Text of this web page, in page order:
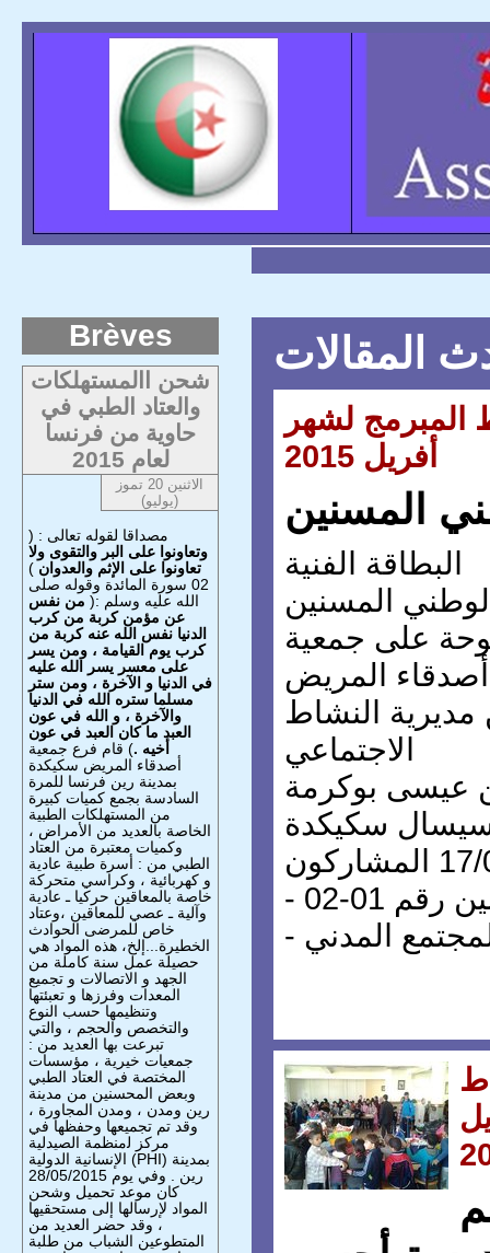
Brèves
شحن االمستهلكات
والعتاد الطبي في
حاوية من فرنسا
لعام 2015
الاثنين 20 تموز
(يوليو)
مصداقا لقوله تعالى : (
وتعاونوا على البر والتقوى ولا
تعاونوا على الإثم والعدوان )
02 سورة المائدة وقوله صلى
الله عليه وسلم :( من نفس
عن مؤمن كربة من كرب
الدنيا نفس الله عنه كربة من
كرب يوم القيامة ، ومن يسر
على معسر يسر الله عليه
في الدنيا و الآخرة ، ومن ستر
مسلما ستره الله في الدنيا
والآخرة ، و الله في عون
العبد ما كان العبد في عون
أخيه .) قام فرع جمعية
أصدقاء المريض سكيكدة
بمدينة رين فرنسا للمرة
السادسة بجمع كميات كبيرة
من المستهلكات الطبية
الخاصة بالعديد من الأمراض ،
وكميات معتبرة من العتاد
الطبي من : أسرة طبية عادية
و كهربائية ، وكراسي متحركة
خاصة بالمعاقين حركيا ـ عادية
وآلية ـ عصي للمعاقين ،وعتاد
خاص للمرضى الحوادث
الخطيرة...إلخ، هذه المواد هي
حصيلة عمل سنة كاملة من
الجهد و الاتصالات و تجميع
المعدات وفرزها و تعبئتها
وتنظيمها حسب النوع
والتخصص والحجم ، والتي
تبرعت بها العديد من :
جمعيات خيرية ، مؤسسات
المختصة في العتاد الطبي
وبعض المحسنين من مدينة
رين ومدن ، ومدن المجاورة ،
وقد تم تجميعها وحفظها في
مركز ﻟمنظمة الصيدلية
الإنسانية الدوﻟﯿﺔ (PHI) بمدينة
رين . وفي يوم 28/05/2015
كان موعد تحميل وشحن
المواد لإرسالها إلى مستحقيها
، وقد حضر العديد من
المتطوعين الشباب من طلبة
المقالات
المبرمج لشهر
أفريل 2015
المسنين
البطاقة الفنية
المسنين
على جمعية
أصدقاء المريض
النشاط
الاجتماعي
عيسى بوكرمة
سكيكدة
01-02